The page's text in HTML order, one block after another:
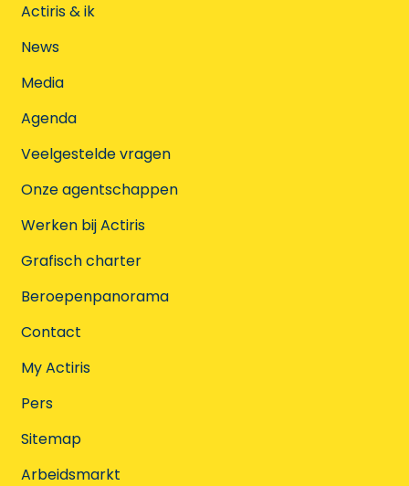
Actiris & ik
News
Media
Agenda
Veelgestelde vragen
Onze agentschappen
Werken bij Actiris
Grafisch charter
Beroepenpanorama
Contact
My Actiris
Pers
Sitemap
Arbeidsmarkt